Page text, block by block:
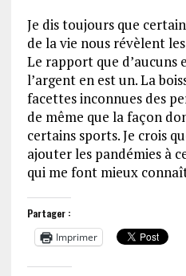
Je dis toujours que
de la vie nous révèlent
Le rapport que
l’argent en est un. La
facettes inconnues des
de même que la façon
certains sports. Je crois
ajouter les pandémies à
qui me font mieux
Partager :
Imprimer